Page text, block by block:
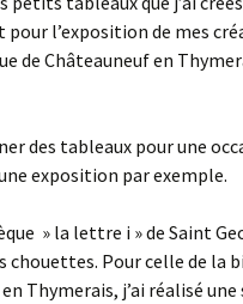
pour l’exposition de mes
de Châteauneuf en
des tableaux pour une
exposition par exemple.
» la lettre i » de Saint
chouettes. Pour celle de la
Thymerais, j’ai réalisé